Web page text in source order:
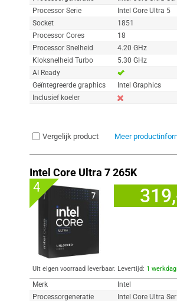
Processor Serie
Intel Core Ultra 5
Socket
1851
Processor Cores
18
Processor Snelheid
4.20 GHz
Kloksnelheid Turbo
5.30 GHz
AI Ready
Geïntegreerde graphics
Intel Graphics
Inclusief koeler
Vergelijk product Meer
Intel Core Ultra 7 265K
4
Uit eigen voorraad leverbaar. Levertijd: 1
Merk
Intel
Processorgeneratie
Intel Core Ultra